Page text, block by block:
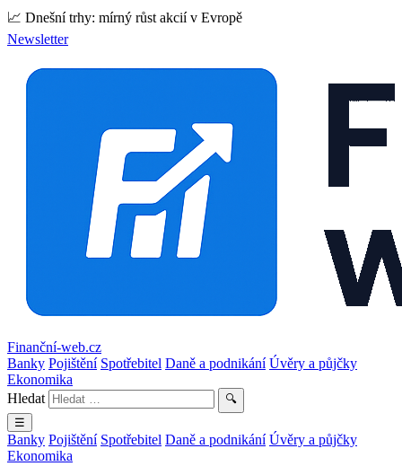
📈 Dnešní trhy: mírný růst akcií v Evropě
Newsletter
Finanční-web.cz
Banky Pojištění Spotřebitel Daně a podnikání Úvěry a půjčky
Ekonomika
Hledat
🔍
☰
Banky Pojištění Spotřebitel Daně a podnikání Úvěry a půjčky
Ekonomika